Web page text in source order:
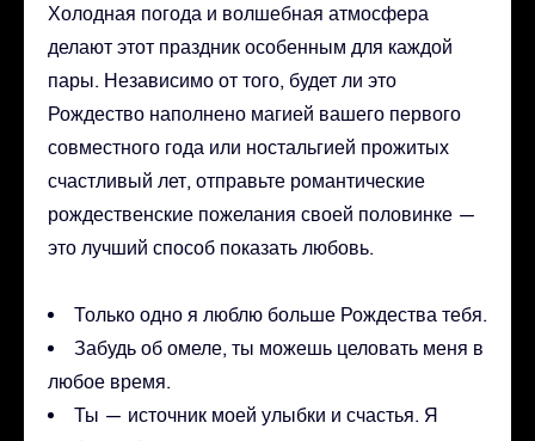
Холодная погода и волшебная атмосфера
делают этот праздник особенным для каждой
пары. Независимо от того, будет ли это
Рождество наполнено магией вашего первого
совместного года или ностальгией прожитых
счастливый лет, отправьте романтические
рождественские пожелания своей половинке —
это лучший способ показать любовь.
Только одно я люблю больше Рождества тебя.
Забудь об омеле, ты можешь целовать меня в
любое время.
Ты — источник моей улыбки и счастья. Я